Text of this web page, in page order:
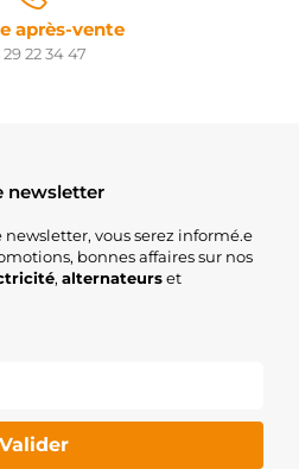
après-vente
22 34 47
newsletter
vous serez informé.e
bonnes affaires sur nos
, alternateurset
Valider